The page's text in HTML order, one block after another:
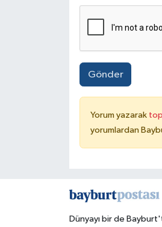
Gönder
Yorum yazarak
yorumlardan
Dünyayı bir de